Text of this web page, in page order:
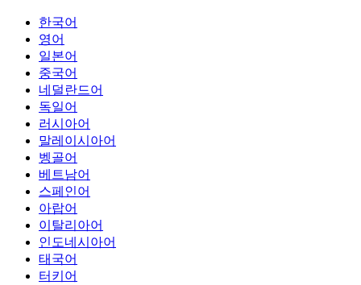
한국어
영어
일본어
중국어
네덜란드어
독일어
러시아어
말레이시아어
벵골어
베트남어
스페인어
아랍어
이탈리아어
인도네시아어
태국어
터키어